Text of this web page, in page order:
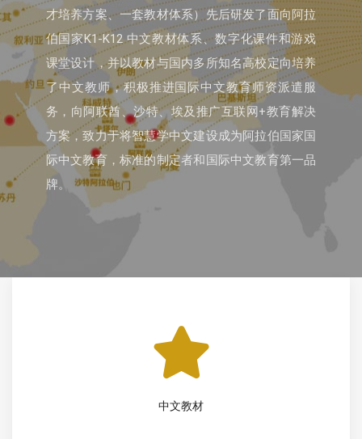
才培养方案、一套教材体系）先后研发了面向阿拉
伯国家K1-K12 中文教材体系、数字化课件和游戏
课堂设计，并以教材与国内多所知名高校定向培养
了中文教师，积极推进国际中文教育师资派遣服
务，向阿联酋、沙特、埃及推广互联网+教育解决
方案，致力于将智慧学中文建设成为阿拉伯国家国
际中文教育，标准的制定者和国际中文教育第一品
牌。
中文教材